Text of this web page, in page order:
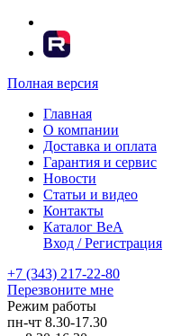
Полная версия
Главная
О компании
Доставка и оплата
Гарантия и сервис
Новости
Статьи и видео
Контакты
Каталог BeA
Вход / Регистрация
+7 (343) 217-22-80
Перезвоните мне
Режим работы
пн-чт 8.30-17.30